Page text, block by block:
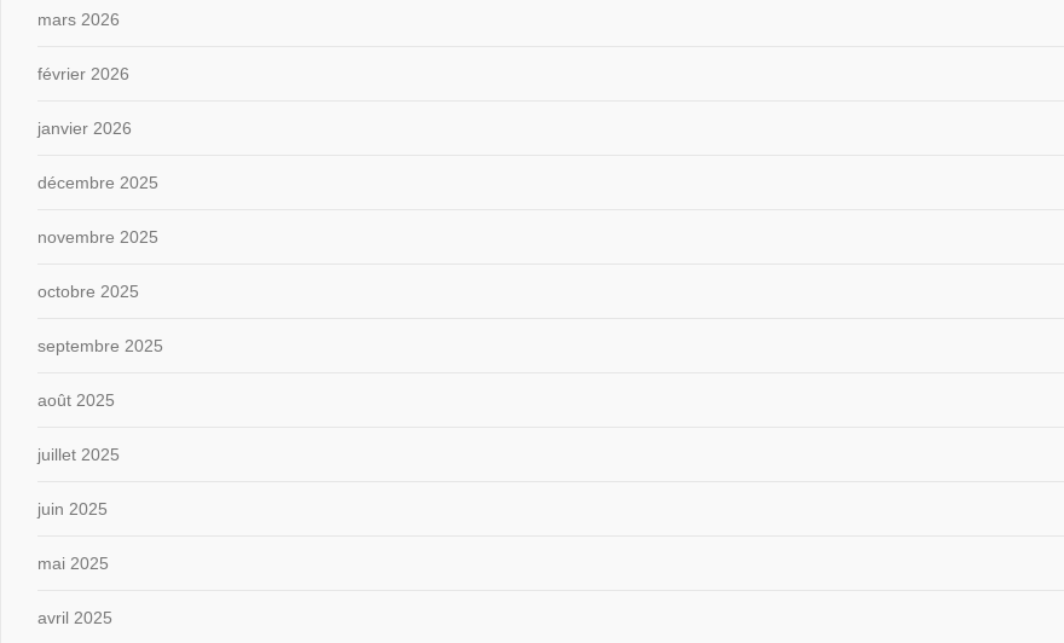
mars 2026
février 2026
janvier 2026
décembre 2025
novembre 2025
octobre 2025
septembre 2025
août 2025
juillet 2025
juin 2025
mai 2025
avril 2025